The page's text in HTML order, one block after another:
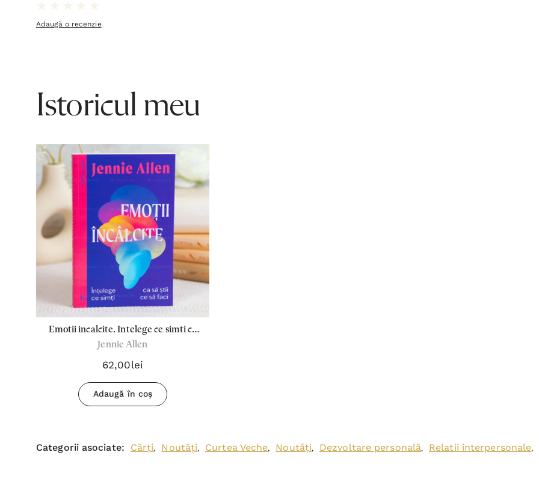
Adaugă o recenzie
Istoricul meu
Emotii incalcite. Intelege ce simti ca
sa stii ce sa faci - Jennie Allen
Jennie Allen
62,00lei
Adaugă în coș
Categorii asociate: Cărți, Noutăți, Curtea Veche, Noutăți, Dezvoltare personală, Relatii interpersonale,